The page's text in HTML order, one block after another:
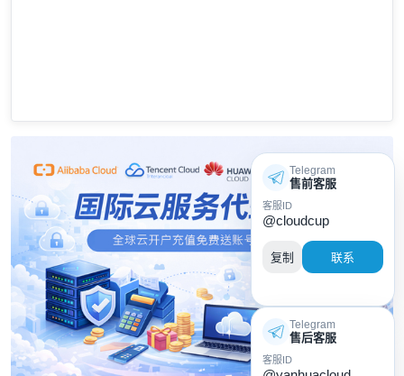
Telegram
售前客服
客服ID
@cloudcup
复制 联系
Telegram
售后客服
客服ID